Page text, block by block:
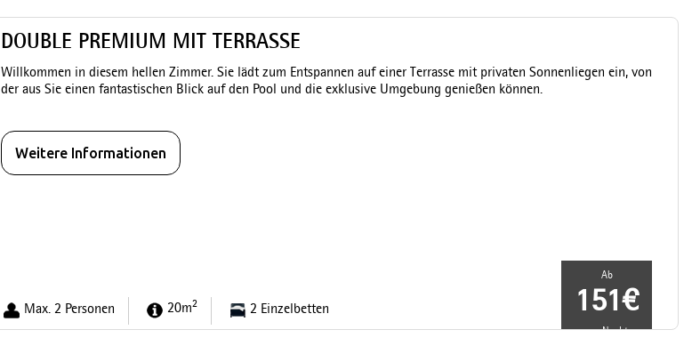
DOUBLE PREMIUM MIT TERRASSE
Willkommen in diesem hellen Zimmer. Sie lädt zum Entspannen auf einer Terrasse mit privaten Sonnenliegen ein, von
der aus Sie einen fantastischen Blick auf den Pool und die exklusive Umgebung genießen können.
Weitere Informationen
Max. 2 Personen 20m2 2 Einzelbetten
Ab
151€
pro Nacht